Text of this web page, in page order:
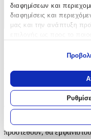
διαφημίσεων και
διαφημίσεις και
μας και την ανάπτυξη
Να συλλέξουμε
σας τοποθεσία, οι
απόσταση μερικών
Να
για συγκεκριμένα
Μάθετε περισσότερα
προσωπικών σας
Χαρακτηριστικά
+
Αξιολογήσεις
Προς το παρόν δεν
προστεθούν, θα